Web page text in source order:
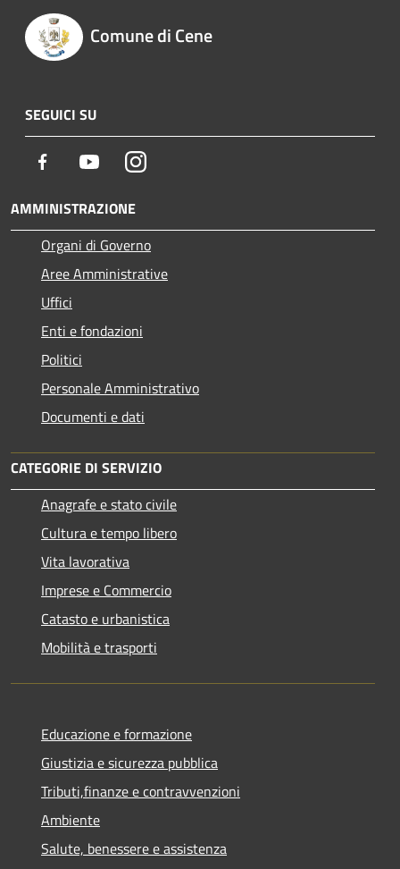
Comune di Cene
SEGUICI SU
Facebook YoutubeInstagram
AMMINISTRAZIONE
Organi di Governo
Aree Amministrative
Uffici
Enti e fondazioni
Politici
Personale Amministrativo
Documenti e dati
CATEGORIE DI SERVIZIO
Anagrafe e stato civile
Cultura e tempo libero
Vita lavorativa
Imprese e Commercio
Catasto e urbanistica
Mobilità e trasporti
Educazione e formazione
Giustizia e sicurezza pubblica
Tributi,finanze e contravvenzioni
Ambiente
Salute, benessere e assistenza